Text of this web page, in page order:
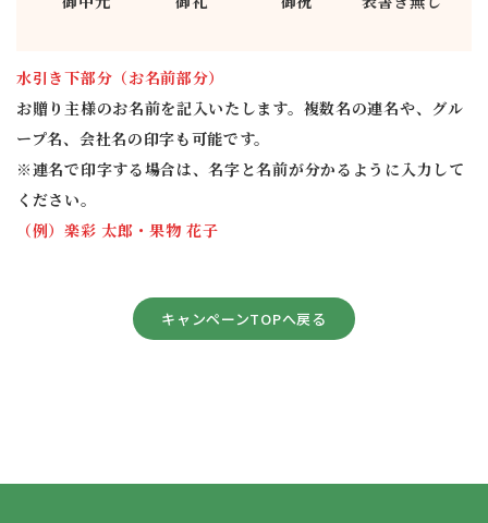
水引き下部分（お名前部分）
お贈り主様のお名前を記入いたします。複数名の連名や、グル
ープ名、会社名の印字も可能です。
※連名で印字する場合は、名字と名前が分かるように入力して
ください。
（例）楽彩 太郎・果物 花子
キャンペーンTOPへ戻る